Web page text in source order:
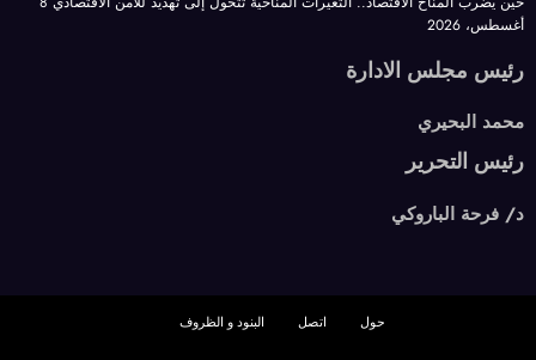
إصابات 8 أغسطس، 2026
أغسطس، 2026
رئيس مجلس الادارة
محمد البحيري